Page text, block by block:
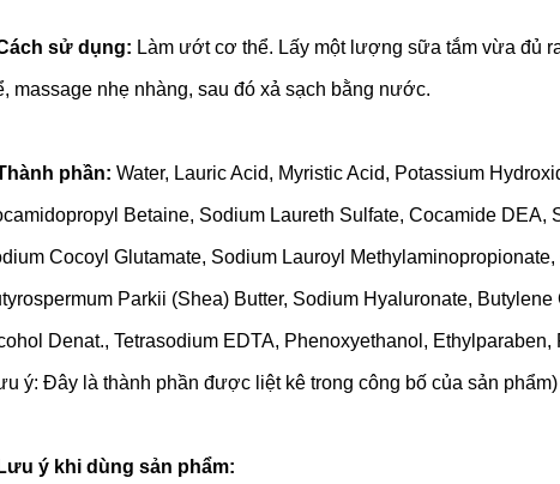
sử dụng: Làm ướt cơ thể. Lấy một lượng sữa tắm vừa đủ
massage nhẹ nhàng, sau đó xả sạch bằng nước.
phần: Water, Lauric Acid, Myristic Acid, Potassium
Betaine, Sodium Laureth Sulfate, Cocamide DEA,
Cocoyl Glutamate, Sodium Lauroyl
Parkii (Shea) Butter, Sodium Hyaluronate,
Denat., Tetrasodium EDTA, Phenoxyethanol, Ethylparaben,
ý: Đây là thành phần được liệt kê trong công bố của sản phẩm)
Lưu ý khi dùng sản phẩm: